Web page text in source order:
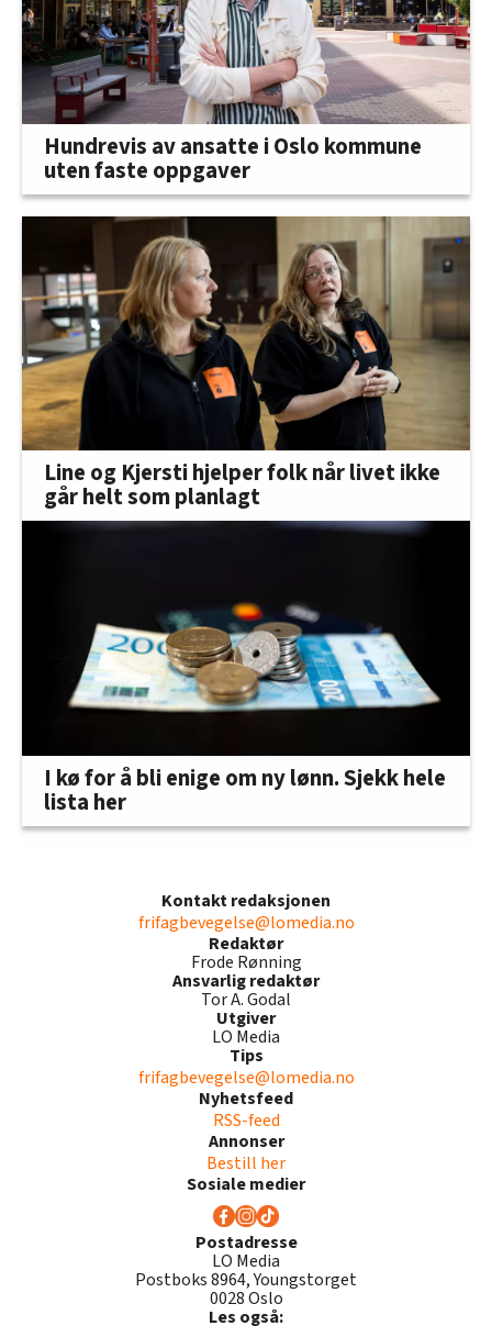
Hundrevis av ansatte i Oslo kommune
uten faste oppgaver
Line og Kjersti hjelper folk når livet ikke
går helt som planlagt
I kø for å bli enige om ny lønn. Sjekk hele
lista her
Kontakt redaksjonen
frifagbevegelse@lomedia.no
Redaktør
Frode Rønning
Ansvarlig redaktør
Tor A. Godal
Utgiver
LO Media
Tips
frifagbevegelse@lomedia.no
Nyhetsfeed
RSS-feed
Annonser
Bestill her
Sosiale medier
Postadresse
LO Media
Postboks 8964, Youngstorget
0028 Oslo
Les også: